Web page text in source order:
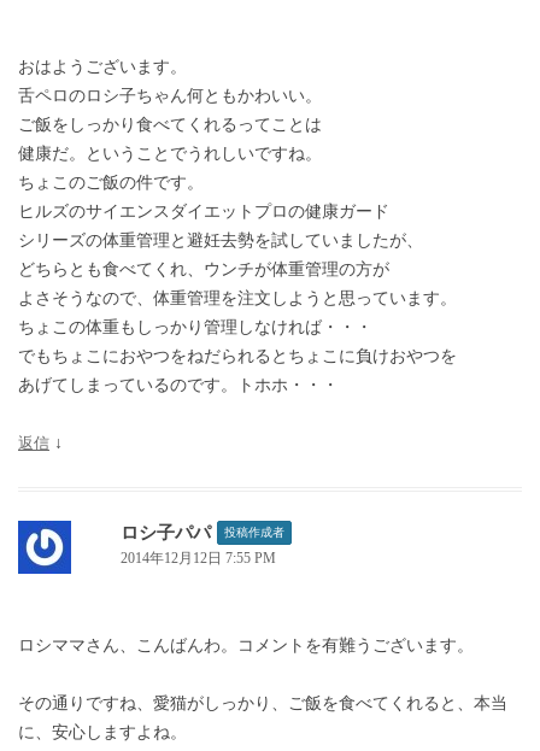
おはようございます。
舌ペロのロシ子ちゃん何ともかわいい。
ご飯をしっかり食べてくれるってことは
健康だ。ということでうれしいですね。
ちょこのご飯の件です。
ヒルズのサイエンスダイエットプロの健康ガード
シリーズの体重管理と避妊去勢を試していましたが、
どちらとも食べてくれ、ウンチが体重管理の方が
よさそうなので、体重管理を注文しようと思っています。
ちょこの体重もしっかり管理しなければ・・・
でもちょこにおやつをねだられるとちょこに負けおやつを
あげてしまっているのです。トホホ・・・
返信 ↓
ロシ子パパ 投稿作成者
2014年12月12日 7:55 PM
ロシママさん、こんばんわ。コメントを有難うございます。
その通りですね、愛猫がしっかり、ご飯を食べてくれると、本当
に、安心しますよね。